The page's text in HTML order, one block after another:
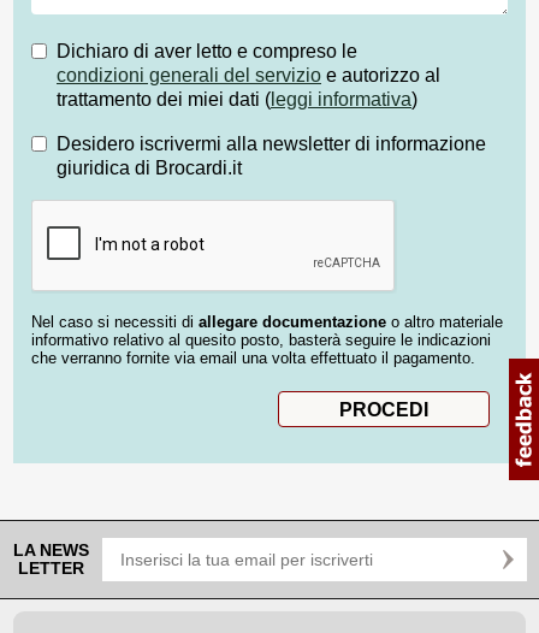
Dichiaro di aver letto e compreso le
condizioni generali del servizio e autorizzo al
trattamento dei miei dati ( leggi informativa)
Desidero iscrivermi alla newsletter di informazione
giuridica di Brocardi.it
Nel caso si necessiti di allegare documentazione o altro materiale
informativo relativo al quesito posto, basterà seguire le indicazioni
che verranno fornite via email una volta effettuato il pagamento.
LA NEWS
LETTER